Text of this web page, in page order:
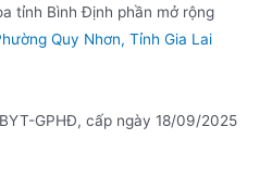
tỉnh Bình Định phần mở rộng
Quy Nhơn, Tỉnh Gia Lai
GPHĐ, cấp ngày 18/09/2025